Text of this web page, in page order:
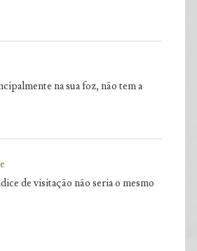
na sua foz, não tem a
de visitação não seria o mesmo